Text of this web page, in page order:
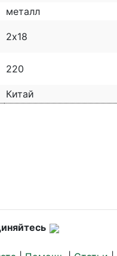
металл
2х18
220
Китай